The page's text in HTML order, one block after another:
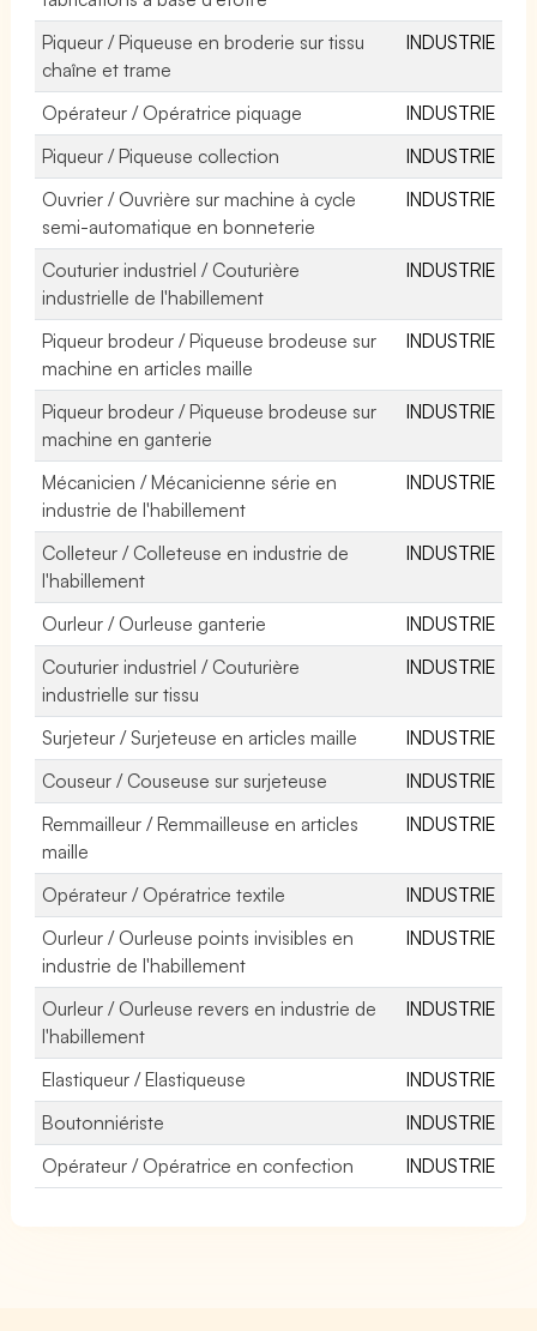
Piqueur / Piqueuse en broderie sur tissu
chaîne et trame
INDUSTRIE
Opérateur / Opératrice piquage
INDUSTRIE
Piqueur / Piqueuse collection
INDUSTRIE
Ouvrier / Ouvrière sur machine à cycle
semi-automatique en bonneterie
INDUSTRIE
Couturier industriel / Couturière
industrielle de l'habillement
INDUSTRIE
Piqueur brodeur / Piqueuse brodeuse sur
machine en articles maille
INDUSTRIE
Piqueur brodeur / Piqueuse brodeuse sur
machine en ganterie
INDUSTRIE
Mécanicien / Mécanicienne série en
industrie de l'habillement
INDUSTRIE
Colleteur / Colleteuse en industrie de
l'habillement
INDUSTRIE
Ourleur / Ourleuse ganterie
INDUSTRIE
Couturier industriel / Couturière
industrielle sur tissu
INDUSTRIE
Surjeteur / Surjeteuse en articles maille
INDUSTRIE
Couseur / Couseuse sur surjeteuse
INDUSTRIE
Remmailleur / Remmailleuse en articles
maille
INDUSTRIE
Opérateur / Opératrice textile
INDUSTRIE
Ourleur / Ourleuse points invisibles en
industrie de l'habillement
INDUSTRIE
Ourleur / Ourleuse revers en industrie de
l'habillement
INDUSTRIE
Elastiqueur / Elastiqueuse
INDUSTRIE
Boutonniériste
INDUSTRIE
Opérateur / Opératrice en confection
INDUSTRIE